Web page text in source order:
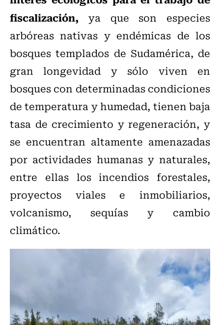
fiscalización, ya que son especies
arbóreas nativas y endémicas de los
bosques templados de Sudamérica, de
gran longevidad y sólo viven en
bosques con determinadas condiciones
de temperatura y humedad, tienen baja
tasa de crecimiento y regeneración, y
se encuentran altamente amenazadas
por actividades humanas y naturales,
entre ellas los incendios forestales,
proyectos viales e inmobiliarios,
volcanismo, sequías y cambio
climático.